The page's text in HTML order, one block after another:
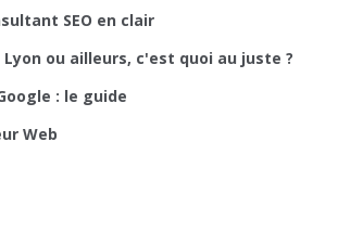
SEO en clair
ou ailleurs, c'est quoi au juste ?
: le guide
Web